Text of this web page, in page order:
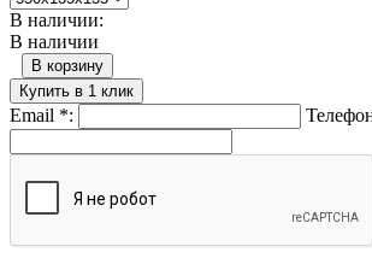
В наличии:
В наличии
В корзину
Купить в 1 клик
Email *: